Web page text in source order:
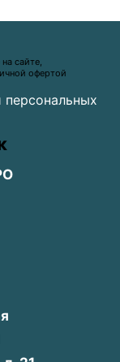
сайте,
офертой